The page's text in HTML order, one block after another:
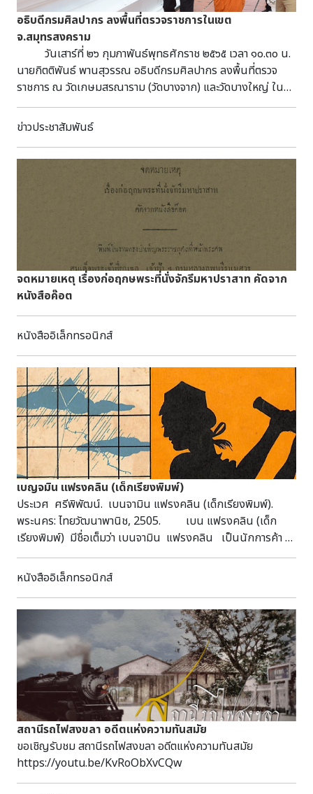
หลักฐานที่เกี่ยวข้องกับพุทธศาสนาลัทธิมหายาน และศาสนาฮินดู
ปะปนอยู่บ้างแต่มีจํานวน ไม่มากนัก โดยทั่วไปมักจัดแบ่งกลุ่ม และ
ยุคสมัย พระพุทธรูปศิลปะทวารวดีออกเป็น ๓ กลุ่มตามอายุสมัย
ดังนี้ - ศิลปะทวารวดีตอนต้น อายุราวพุทธศตวรรษที่ ๑๑
- ต้นพุทธศตวรรษที่ ๑๓ จัด เป็นพระพุทธรูประยะแรกของทวารวดี
และพุทธศิลปะที่ปรากฏบนผืนแผ่นดินไทย ได้รับ อิทธิพลจาก
- ศิลปะทวารวดีตอนกลาง อายุราวพุทธศตวรรษที่ ๑๓ – กลาง
พุทธศตวรรษที่ ๑๕ เป็นกลุ่มพระพุทธรูปมีลักษณะผสมผสาน
ระหว่างอิทธิพลอินเดียแบบหลังคุปตะ แบบปาละ และอิทธิพลพื้น
เมือง จัดเป็นกลุ่มพระพุทธรูปเอกลักษณ์ศิลปกรรมสมัยทวารวดี
เป็นแบบ ที่พบมากที่สุด - ศิลปะทวารวดีตอนปลาย อายุ
ราวกลางพุทธศตวรรษที่ ๑๕ - ๑๖ จัดเป็นรุ่นสุดท้าย ของศิลปะ
ทวารวดี ได้รับอิทธิพลจากศิลปะขอมแบบบาแก๊ง และแบบบาปวน
อธิบดีกรมศิลปากร ลงพื้นที่ตรวจราชการในเขต
จ.สมุทรสงคราม
วันเสาร์ที่ ๒๖ กุมภาพันธ์พุทธศักราช ๒๕๖๕ เวลา ๑๐.๓๐ น.
นายกิตติพันธ์ พานสุวรรณ อธิบดีกรมศิลปากร ลงพื้นที่ตรวจ
ราชการ ณ วัดเกษมสรณาราม (วัดบางจาก) และวัดบางใหญ่ ใน
เขต จ.สมุทรสงคราม โดยมีนางศาริสา จินดาวงษ์ ผู้อำนวยการ
สำนักศิลปากรที่ ๑ ราชบุรี รายงานความเป็นมา ความคืบหน้าใน
ให้การต้อนรับ ทั้งนี้ท่านอธิบดีได้ให้แนวทาง ทิศทางในการปฏิบัติ
ภารกิจต่างๆ ในการดำเนินงานให้ได้ประโยชน์ประสิทธิภาพ ร่วม
กันกับชุมชนทั้งสองฝ่าย
ข่าวประชาสัมพันธ์
จดหมายเหตุ เรื่องก่อฤกษพระที่นั่งจักรีมหาปราสาท คัดจาก
หนังสือค๊อต
หนังสืออิเล็กทรอนิกส์
เบญจมิน แฟรงคลิน (เด็กเรียงพิมพ์)
ประเวศ ศรีพิพัฒน์. เบนจามิน แฟรงคลิน (เด็กเรียงพิมพ์).
พระนคร: ไทยวัฒนาพานิช, 2505. เบน แฟรงคลิน (เด็ก
เรียงพิมพ์) มีชื่อเต็มว่า เบนจามิน แฟรงคลิน เป็นนักการค้า
นักวิทยาศาสตร์ นักประดิษฐ์ นักการทูต ฯลฯ ด้วยคยวามมาะจาก
ชีวิตเด็กเรียงพิมพ์ที่ยากจนจึงได้พาตัวเองขึ้นสู่ความเป็นเจ้าของ
บทที่ 1 ในบอสตันที่หน้าบ้านหนึ่งมีลูกกลมสีน้ำเงินแขวนอยู่และ
เขียนชื่อโจเซียห์ แฟรงคลิน แขวนไว้ที่หน้าบาน ตอนนี้เบนจามิ
นอายุ 8 ขวบ แต่เป็นเด็กที่ฉลาดอยากไปเที่ยวบ้านอินเดียแดง แต่
แม่ห้ามไว้ บทที่ 2 ครอบครัวเริ่มรู้ว่าเบนชอบอ่านหนังสือ
และชอบเล่าเรื่องจากหนังสือพ่อเริ่มสนใจในตัวเบน และส่งเบน
เรียนหนังสือตั้งความหวังจะให้เบนทำการค้า บทที่ 3
ครอบครัวผลัดเปลี่ยนกันเล่าเรื่องเล่านิทานให้สมาชิกฟัง เมื่อถึง
เบนเล่าเขาก็เล่าอย่างเป้นเรื่องจริงที่เกิดขึ้นเกี่ยวกับตัวละครที่เขา
สมมุติขึ้นมาชื่อว่า เอบีเนเซอร์ ซีเวอร์ ที่อยากให้ยายอยู่ด้วย
บทที่ 4 เป็นเรื่องการเรียนรู้มารยาทบนโต๊ะอาหารที่เบนทำผิด
พลาดเมื่อตั้งข้อสงสัยว่า”ข้าวใสไป” และเรื่องความกลัวที่เกิดขึ้นใน
หนังสืออิเล็กทรอนิกส์
สถานีรถไฟสงขลา อดีตแห่งความทันสมัย
ขอเชิญรับชม สถานีรถไฟสงขลา อดีตแห่งความทันสมัย
https://youtu.be/KvRoObXvCQw